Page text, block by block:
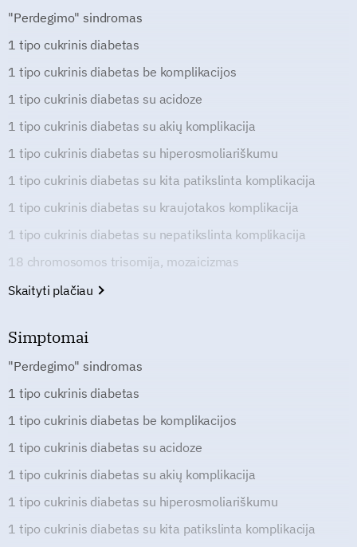
"Perdegimo" sindromas
1 tipo cukrinis diabetas
1 tipo cukrinis diabetas be komplikacijos
1 tipo cukrinis diabetas su acidoze
1 tipo cukrinis diabetas su akių komplikacija
1 tipo cukrinis diabetas su hiperosmoliariškumu
1 tipo cukrinis diabetas su kita patikslinta komplikacija
1 tipo cukrinis diabetas su kraujotakos komplikacija
1 tipo cukrinis diabetas su nepatikslinta komplikacija
18 chromosomos trisomija, mozaicizmas
Skaityti plačiau
Simptomai
"Perdegimo" sindromas
1 tipo cukrinis diabetas
1 tipo cukrinis diabetas be komplikacijos
1 tipo cukrinis diabetas su acidoze
1 tipo cukrinis diabetas su akių komplikacija
1 tipo cukrinis diabetas su hiperosmoliariškumu
1 tipo cukrinis diabetas su kita patikslinta komplikacija